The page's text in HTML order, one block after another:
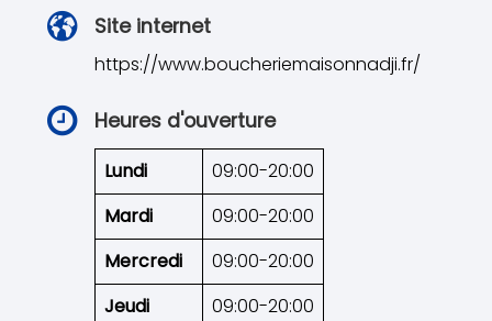
Site internet
https://www.boucheriemaisonnadji.fr/
Heures d'ouverture
Lundi
09:00-20:00
Mardi
09:00-20:00
Mercredi
09:00-20:00
Jeudi
09:00-20:00